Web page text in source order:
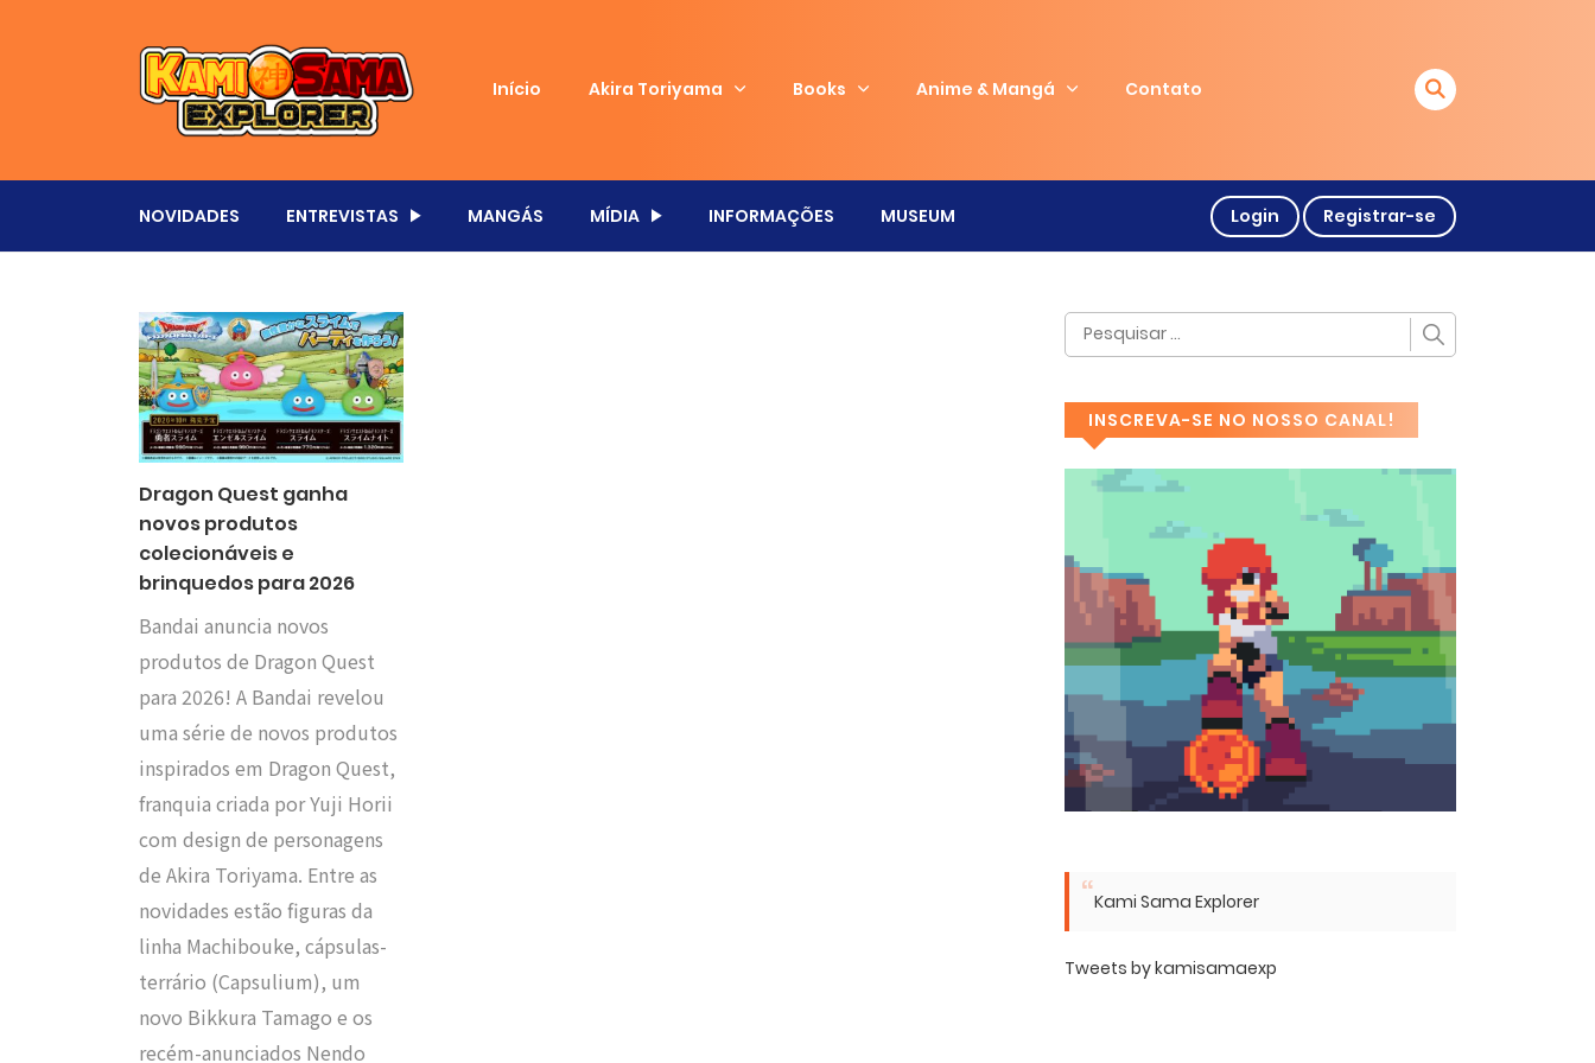
Início Akira Toriyama Books Anime & Mangá Contato
NOVIDADES ENTREVISTAS MANGÁS MÍDIA INFORMAÇÕES MUSEUM Login Registrar-se
Dragon Quest ganha
novos produtos
colecionáveis e
brinquedos para 2026
Bandai anuncia novos
produtos de Dragon Quest
para 2026! A Bandai revelou
uma série de novos produtos
inspirados em Dragon Quest,
franquia criada por Yuji Horii
com design de personagens
de Akira Toriyama. Entre as
novidades estão figuras da
linha Machibouke, cápsulas-
terrário (Capsulium), um
novo Bikkura Tamago e os
recém-anunciados Nendo
INSCREVA-SE NO NOSSO CANAL!
Kami Sama Explorer
Tweets by kamisamaexp